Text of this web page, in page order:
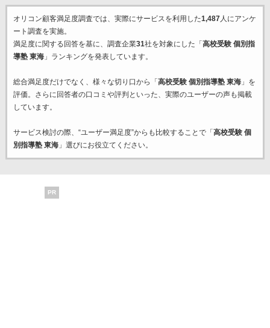
オリコン顧客満足度調査では、実際にサービスを利用した1,487人にアンケ
ート調査を実施。
満足度に関する回答を基に、調査企業31社を対象にした「 高校受験 個別指
導塾 東海」ランキングを発表しています。
総合満足度だけでなく、様々な切り口から「 高校受験 個別指導塾 東海」を
評価。さらに回答者の口コミや評判といった、実際のユーザーの声も掲載
しています。
サービス検討の際、“ユーザー満足度”からも比較することで「 高校受験 個
別指導塾 東海」選びにお役立てください。
PR